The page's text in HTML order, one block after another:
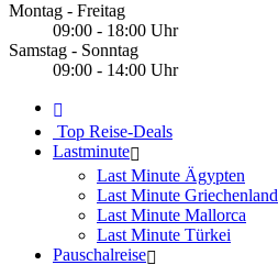
Montag - Freitag
09:00 - 18:00 Uhr
Samstag - Sonntag
09:00 - 14:00 Uhr
Top Reise-Deals
Lastminute
Last Minute Ägypten
Last Minute Griechenland
Last Minute Mallorca
Last Minute Türkei
Pauschalreise